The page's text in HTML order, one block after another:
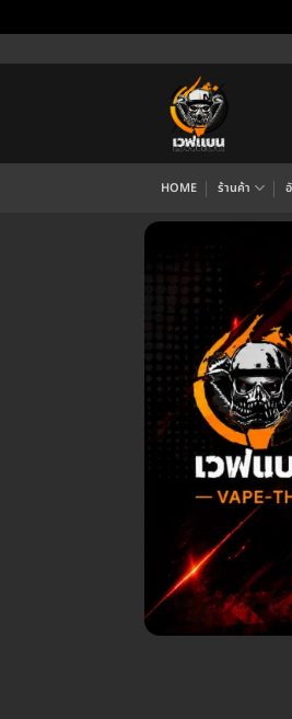
ไป
HOME ร้านค้า